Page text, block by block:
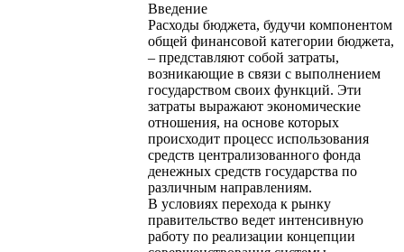
Введение
Расходы бюджета, будучи компонентом
общей финансовой категории бюджета,
– представляют собой затраты,
возникающие в связи с выполнением
государством своих функций. Эти
затраты выражают экономические
отношения, на основе которых
происходит процесс использования
средств централизованного фонда
денежных средств государства по
различным направлениям.
В условиях перехода к рынку
правительство ведет интенсивную
работу по реализации концепции